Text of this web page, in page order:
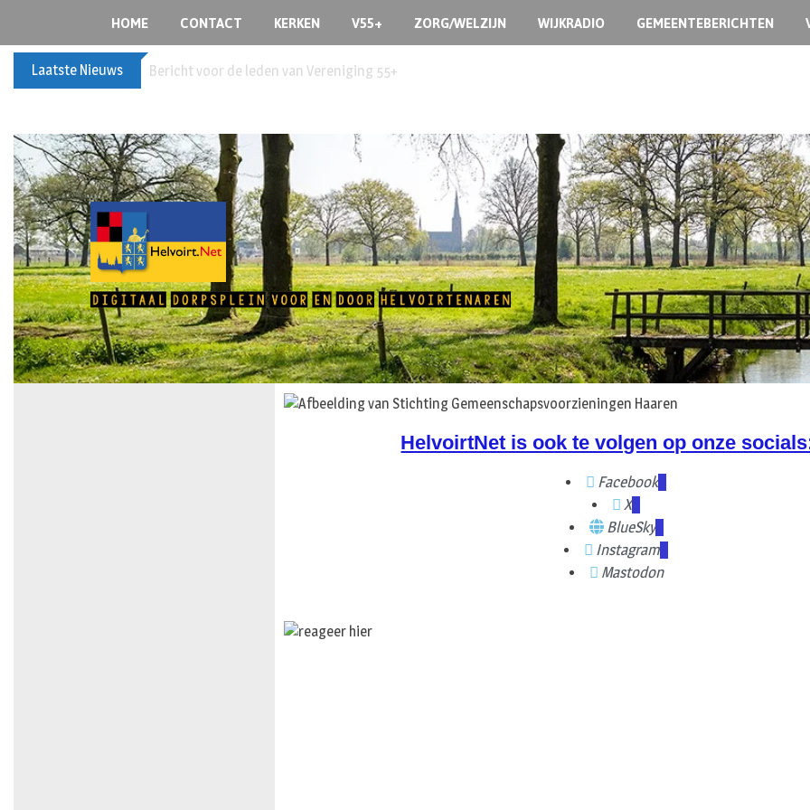
HOME CONTACT KERKEN V55+ ZORG/WELZIJN WIJKRADIO GEMEENTEBERICHTEN
Laatste Nieuws Bericht voor de leden van Vereniging 55+
HelvoirtNet is ook te volgen op onze
Facebook
X
BlueSky
Instagram
Mastodon